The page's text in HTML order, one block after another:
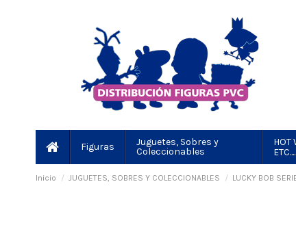
Figuras
Juguetes, Sobres y
Coleccionables
HOT
ETC....
Inicio JUGUETES, SOBRES Y COLECCIONABLES LUCKY BOB